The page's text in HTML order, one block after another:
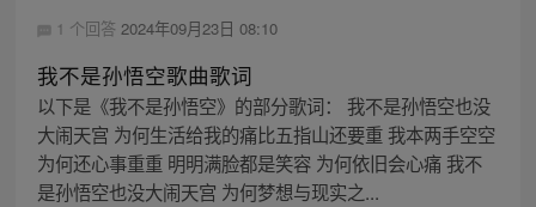
1 个回答 2024年09月23日 08:10
我不是孙悟空歌曲歌词
以下是《我不是孙悟空》的部分歌词： 我不是孙悟空也没
大闹天宫 为何生活给我的痛比五指山还要重 我本两手空空
为何还心事重重 明明满脸都是笑容 为何依旧会心痛 我不
是孙悟空也没大闹天宫 为何梦想与现实之...